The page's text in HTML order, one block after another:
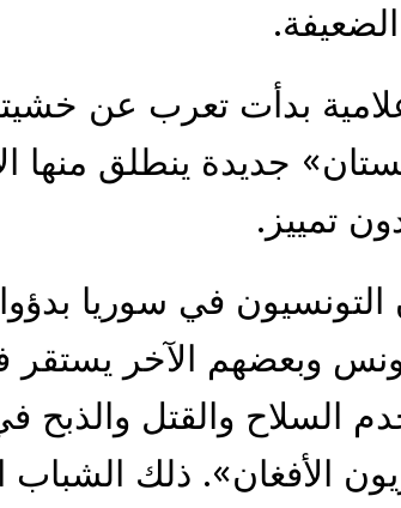
الضعيفة.
بدأت تعرب عن
جديدة ينطلق منها
تمييز.
التونسيون في سوريا
وبعضهم الآخر يستقر
السلاح والقتل والذبح
الأفغان». ذلك الشباب